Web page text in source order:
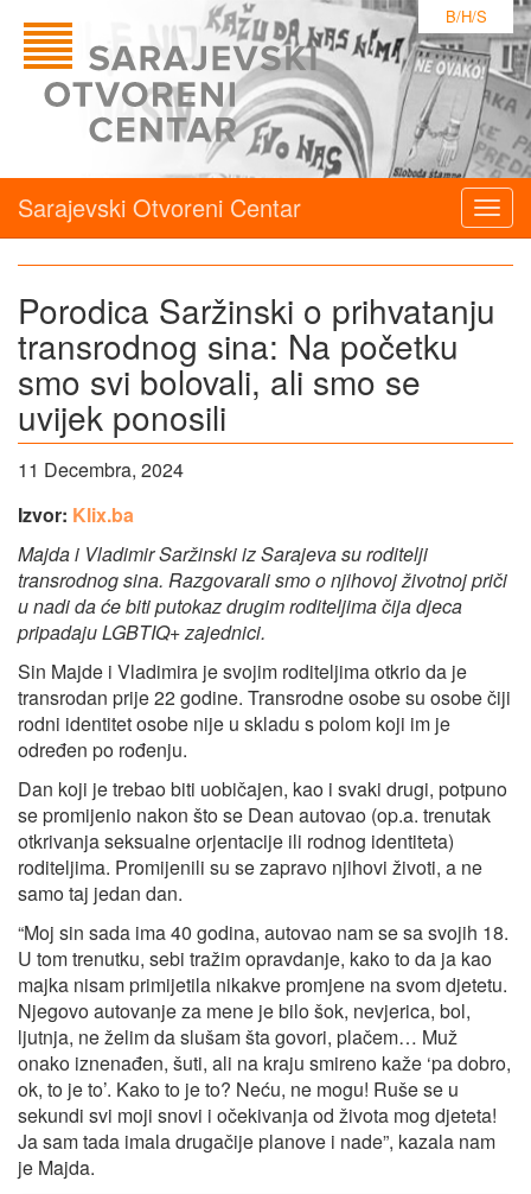
B/H/S
Sarajevski Otvoreni Centar
Porodica Saržinski o prihvatanju
transrodnog sina: Na početku
smo svi bolovali, ali smo se
uvijek ponosili
11 Decembra, 2024
Izvor: Klix.ba
Majda i Vladimir Saržinski iz Sarajeva su roditelji
transrodnog sina. Razgovarali smo o njihovoj životnoj priči
u nadi da će biti putokaz drugim roditeljima čija djeca
pripadaju LGBTIQ+ zajednici.
Sin Majde i Vladimira je svojim roditeljima otkrio da je
transrodan prije 22 godine. Transrodne osobe su osobe čiji
rodni identitet osobe nije u skladu s polom koji im je
određen po rođenju.
Dan koji je trebao biti uobičajen, kao i svaki drugi, potpuno
se promijenio nakon što se Dean autovao (op.a. trenutak
otkrivanja seksualne orjentacije ili rodnog identiteta)
roditeljima. Promijenili su se zapravo njihovi životi, a ne
samo taj jedan dan.
“Moj sin sada ima 40 godina, autovao nam se sa svojih 18.
U tom trenutku, sebi tražim opravdanje, kako to da ja kao
majka nisam primijetila nikakve promjene na svom djetetu.
Njegovo autovanje za mene je bilo šok, nevjerica, bol,
ljutnja, ne želim da slušam šta govori, plačem… Muž
onako iznenađen, šuti, ali na kraju smireno kaže ‘pa dobro,
ok, to je to’. Kako to je to? Neću, ne mogu! Ruše se u
sekundi svi moji snovi i očekivanja od života mog djeteta!
Ja sam tada imala drugačije planove i nade”, kazala nam
je Majda.